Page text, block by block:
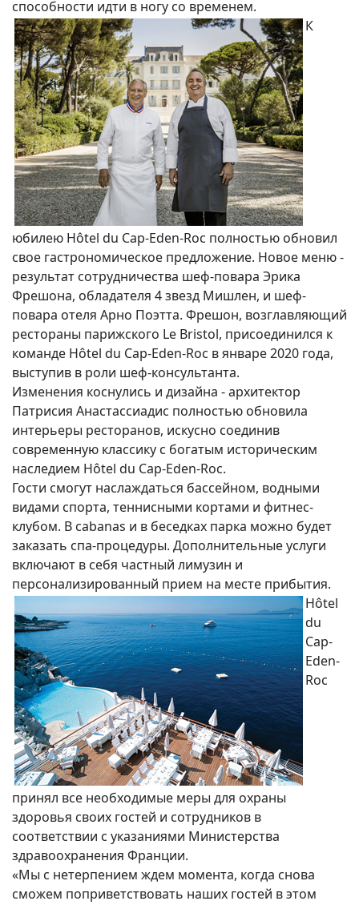
способности идти в ногу со временем.
К
юбилею Hôtel du Cap-Eden-Roc полностью обновил
свое гастрономическое предложение. Новое меню -
результат сотрудничества шеф-повара Эрика
Фрешона, обладателя 4 звезд Мишлен, и шеф-
повара отеля Арно Поэтта. Фрешон, возглавляющий
рестораны парижского Le Bristol, присоединился к
команде Hôtel du Cap-Eden-Roc в январе 2020 года,
выступив в роли шеф-консультанта.
Изменения коснулись и дизайна - архитектор
Патрисия Анастассиадис полностью обновила
интерьеры ресторанов, искусно соединив
современную классику с богатым историческим
наследием Hôtel du Cap-Eden-Roc.
Гости смогут наслаждаться бассейном, водными
видами спорта, теннисными кортами и фитнес-
клубом. В cabanas и в беседках парка можно будет
заказать спа-процедуры. Дополнительные услуги
включают в себя частный лимузин и
персонализированный прием на месте прибытия.
Hôtel
du
Cap-
Eden-
Roc
принял все необходимые меры для охраны
здоровья своих гостей и сотрудников в
соответствии с указаниями Министерства
здравоохранения Франции.
«Мы с нетерпением ждем момента, когда снова
сможем поприветствовать наших гостей в этом